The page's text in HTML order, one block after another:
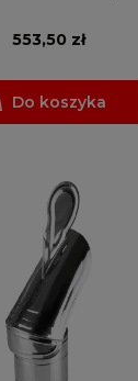
553,50 zł
Do koszyka